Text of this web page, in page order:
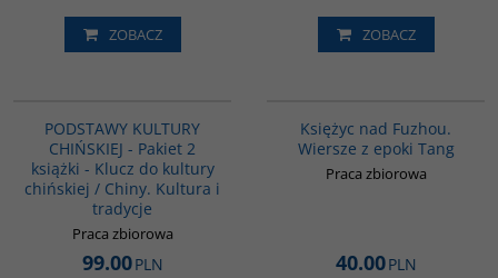
ZOBACZ ZOBACZ
PODSTAWY KULTURY
CHIŃSKIEJ - Pakiet 2
książki - Klucz do kultury
chińskiej / Chiny. Kultura i
tradycje
Praca zbiorowa
99.00PLN
Księżyc nad Fuzhou.
Wiersze z epoki Tang
Praca zbiorowa
40.00PLN